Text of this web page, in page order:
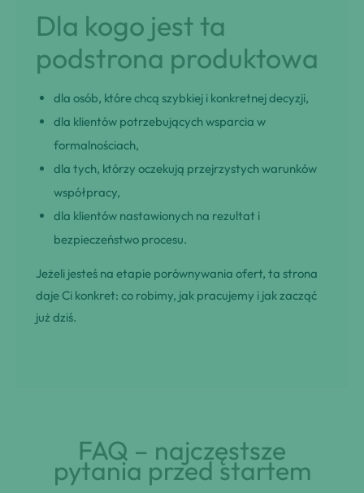
Dla kogo jest ta
podstrona produktowa
dla osób, które chcą szybkiej i konkretnej decyzji,
dla klientów potrzebujących wsparcia w
formalnościach,
dla tych, którzy oczekują przejrzystych warunków
współpracy,
dla klientów nastawionych na rezultat i
bezpieczeństwo procesu.
Jeżeli jesteś na etapie porównywania ofert, ta strona
daje Ci konkret: co robimy, jak pracujemy i jak zacząć
już dziś.
FAQ – najczęstsze
pytania przed startem